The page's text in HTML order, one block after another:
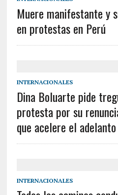
Muere manifestante y
en protestas en Perú
INTERNACIONALES
Dina Boluarte pide
protesta por su
que acelere el
INTERNACIONALES